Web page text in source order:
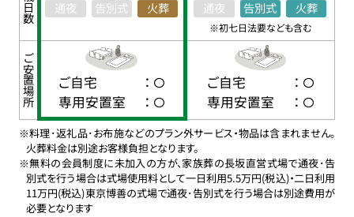
ご安置場所
通夜 告別式 火葬
ご自宅
：
専用安置室
：
通夜 告別式 火葬
※初七日法要なども含む
ご自宅
：
専用安置室
：
※料理･返礼品･お布施などのプラン外サービス・物品は含まれません。
火葬料金は別途お客様負担となります。
※無料の会員制度に未加入の方が、家族葬の長坂直営式場で通夜･告
別式を行う場合は式場使用料として一日利用5.5万円(税込)・二日利用
11万円(税込)東京博善の式場で通夜･告別式を行う場合は別途費用が
必要となります